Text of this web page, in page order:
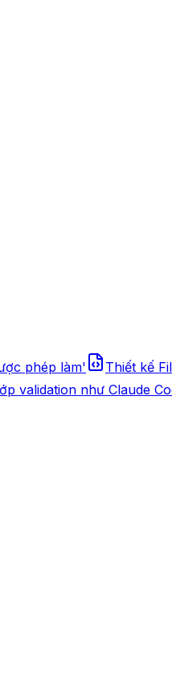
phép làm'
Thiết kế
validation như Claude